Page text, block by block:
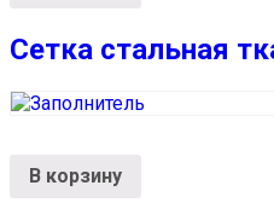
Сетка стальная
В корзину